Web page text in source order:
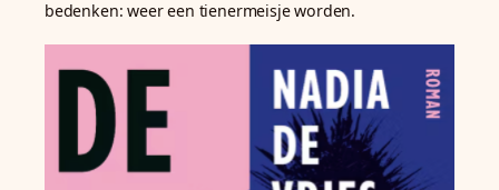
bedenken: weer een tienermeisje worden.